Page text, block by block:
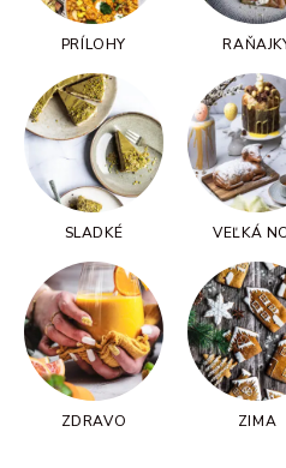
PRÍLOHY
SLADKÉ VEĽKÁ
ZDRAVO ZIMA